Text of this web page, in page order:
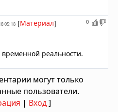
0
05:18 [Материал]
реальности.
могут только
пользователи.
| Вход]